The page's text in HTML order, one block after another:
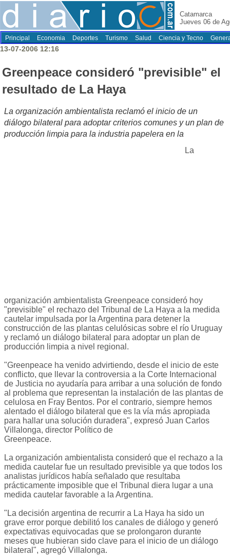
Catamarca
Jueves 06 de
Principal Economia Deportes Turismo Salud Ciencia y Tecno
13-07-2006 12:16
Greenpeace consideró "previsible" el
resultado de La Haya
La organización ambientalista reclamó el inicio de un
diálogo bilateral para adoptar criterios comunes y un plan de
producción limpia para la industria papelera en la
La
organización ambientalista Greenpeace consideró hoy
"previsible" el rechazo del Tribunal de La Haya a la medida
cautelar impulsada por la Argentina para detener la
construcción de las plantas celulósicas sobre el río Uruguay
y reclamó un diálogo bilateral para adoptar un plan de
producción limpia a nivel regional.
"Greenpeace ha venido advirtiendo, desde el inicio de este
conflicto, que llevar la controversia a la Corte Internacional
de Justicia no ayudaría para arribar a una solución de fondo
al problema que representan la instalación de las plantas de
celulosa en Fray Bentos. Por el contrario, siempre hemos
alentado el diálogo bilateral que es la vía más apropiada
para hallar una solución duradera", expresó Juan Carlos
Villalonga, director Político de
Greenpeace.
La organización ambientalista consideró que el rechazo a la
medida cautelar fue un resultado previsible ya que todos los
analistas jurídicos había señalado que resultaba
prácticamente imposible que el Tribunal diera lugar a una
medida cautelar favorable a la Argentina.
"La decisión argentina de recurrir a La Haya ha sido un
grave error porque debilitó los canales de diálogo y generó
expectativas equivocadas que se prolongaron durante
meses que hubieran sido clave para el inicio de un diálogo
bilateral", agregó Villalonga.